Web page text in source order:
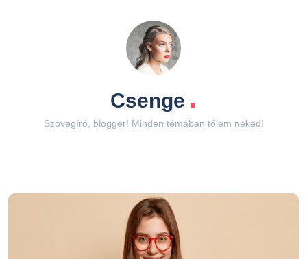
Csenge .
Szövegíró, blogger! Minden témában tőlem neked!